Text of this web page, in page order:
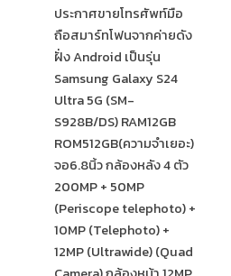
ประกาศขายโทรศัพท์มือ
ถือสมาร์ทโฟนจากค่ายดัง
ฝั่ง Android เป็นรุ่น
Samsung Galaxy S24
Ultra 5G (SM-
S928B/DS) RAM12GB
ROM512GB(ความจำเยอะ)
จอ6.8นิ้ว กล้องหลัง 4 ตัว
200MP + 50MP
(Periscope telephoto) +
10MP (Telephoto) +
12MP (Ultrawide) (Quad